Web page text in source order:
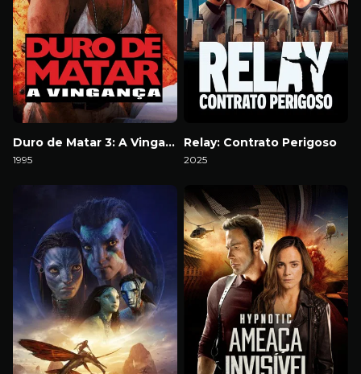
Duro de Matar 3: A Vingança
1995
Relay: Contrato Perigoso
2025